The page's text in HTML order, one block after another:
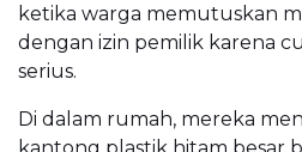
ketika warga memutuskan
dengan izin pemilik karena
serius.
Di dalam rumah, mereka